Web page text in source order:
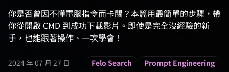
你是否曾因不懂電腦指令而卡關？本篇用最簡單的步驟，帶
你從開啟 CMD 到成功下載影片。即使是完全沒經驗的新
手，也能跟著操作、一次學會！
2024 年 07 月 27 日 Felo Search Prompt Engineering